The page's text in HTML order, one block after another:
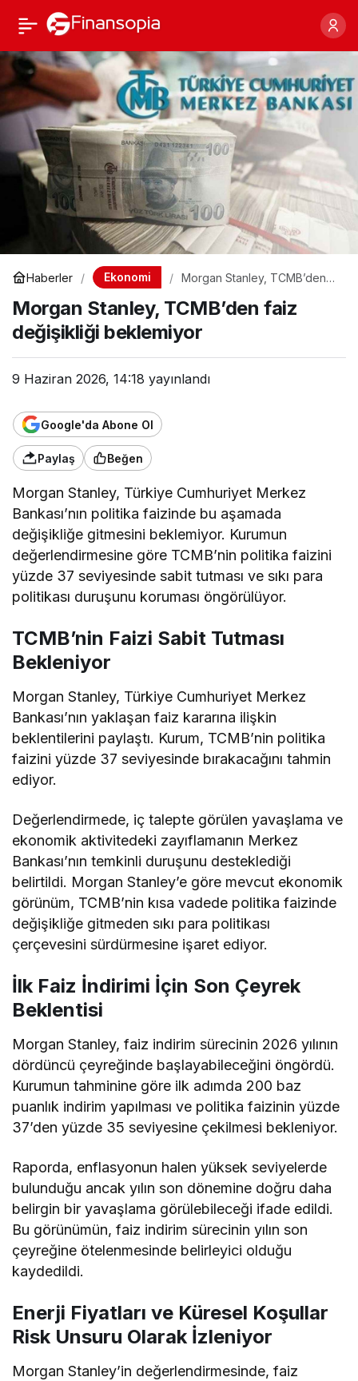
Haberler Ekonomi
Morgan Stanley, TCMB’den
Morgan Stanley, TCMB’den faiz
değişikliği beklemiyor
9 Haziran 2026, 14:18 yayınlandı
Google'da Abone Ol
Paylaş Beğen
Morgan Stanley, Türkiye Cumhuriyet Merkez
Bankası’nın politika faizinde bu aşamada
değişikliğe gitmesini beklemiyor. Kurumun
değerlendirmesine göre TCMB’nin politika faizini
yüzde 37 seviyesinde sabit tutması ve sıkı para
politikası duruşunu koruması öngörülüyor.
TCMB’nin Faizi Sabit Tutması
Bekleniyor
Morgan Stanley, Türkiye Cumhuriyet Merkez
Bankası’nın yaklaşan faiz kararına ilişkin
beklentilerini paylaştı. Kurum, TCMB’nin politika
faizini yüzde 37 seviyesinde bırakacağını tahmin
ediyor.
Değerlendirmede, iç talepte görülen yavaşlama ve
ekonomik aktivitedeki zayıflamanın Merkez
Bankası’nın temkinli duruşunu desteklediği
belirtildi. Morgan Stanley’e göre mevcut ekonomik
görünüm, TCMB’nin kısa vadede politika faizinde
değişikliğe gitmeden sıkı para politikası
çerçevesini sürdürmesine işaret ediyor.
İlk Faiz İndirimi İçin Son Çeyrek
Beklentisi
Morgan Stanley, faiz indirim sürecinin 2026 yılının
dördüncü çeyreğinde başlayabileceğini öngördü.
Kurumun tahminine göre ilk adımda 200 baz
puanlık indirim yapılması ve politika faizinin yüzde
37’den yüzde 35 seviyesine çekilmesi bekleniyor.
Raporda, enflasyonun halen yüksek seviyelerde
bulunduğu ancak yılın son dönemine doğru daha
belirgin bir yavaşlama görülebileceği ifade edildi.
Bu görünümün, faiz indirim sürecinin yılın son
çeyreğine ötelenmesinde belirleyici olduğu
kaydedildi.
Enerji Fiyatları ve Küresel Koşullar
Risk Unsuru Olarak İzleniyor
Morgan Stanley’in değerlendirmesinde, faiz
Morgan Stanley,
TCMB’den faiz
değişikliği beklemiyor
Paylaş